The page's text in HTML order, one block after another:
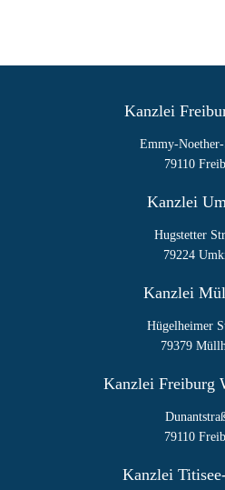
Kanzlei
Emmy-
79110
Kanzlei
Hugstetter
79224
Kanzlei
Hügelheimer
79379
Kanzlei Freiburg
79110
Kanzlei